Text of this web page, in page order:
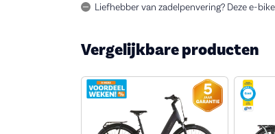
Liefhebber van zadelpenvering? Deze e-
Vergelijkbare producten